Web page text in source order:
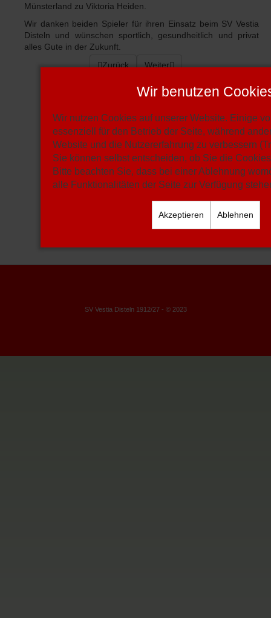
Münsterland zu Viktoria Heiden.
Wir danken beiden Spieler für ihren Einsatz beim SV Vestia
Disteln und wünschen sportlich, gesundheitlich und privat
alles Gute in der Zukunft.
Vorheriger Beitrag: Gruber und Barlage
Zurück Nächster Beitrag: Vestia Disteln
Weiter
SV Vestia Disteln 1912/27 - © 2023
Wir benutzen
Wir nutzen Cookies auf unserer Website. Einige
essenziell für den Betrieb der Seite, während
Website und die Nutzererfahrung zu verbessern
Sie können selbst entscheiden, ob Sie die
Bitte beachten Sie, dass bei einer Ablehnung
alle Funktionalitäten der Seite zur Verfügung
Akzeptieren Ablehnen